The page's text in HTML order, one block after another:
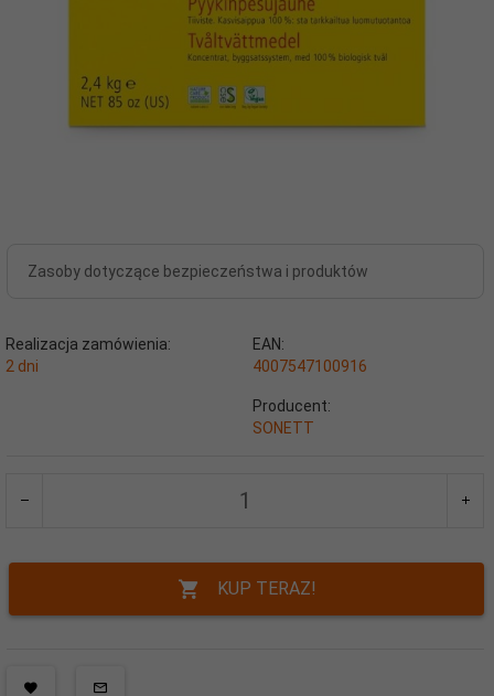
Zasoby dotyczące bezpieczeństwa i produktów
Realizacja zamówienia:
2 dni
EAN:
4007547100916
Producent:
SONETT
KUP TERAZ!